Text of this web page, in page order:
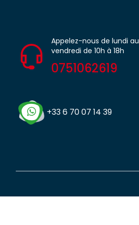
Appelez-nous de lundi au
vendredi de 10h à 18h
0751062619
+33 6 70 07 14 39